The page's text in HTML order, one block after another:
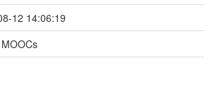
12 14:06:19